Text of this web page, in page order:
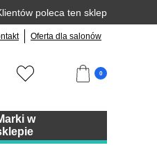
poleca ten sklep
Oferta dla salonów
0
w